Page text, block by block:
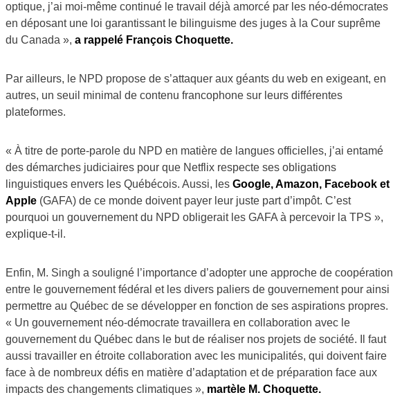
optique, j’ai moi-même continué le travail déjà amorcé par les néo-démocrates
en déposant une loi garantissant le bilinguisme des juges à la Cour suprême
du Canada », a rappelé François Choquette.
Par ailleurs, le NPD propose de s’attaquer aux géants du web en exigeant, en
autres, un seuil minimal de contenu francophone sur leurs différentes
plateformes.
« À titre de porte-parole du NPD en matière de langues officielles, j’ai entamé
des démarches judiciaires pour que Netflix respecte ses obligations
linguistiques envers les Québécois. Aussi, les Google, Amazon, Facebook et
Apple (GAFA) de ce monde doivent payer leur juste part d’impôt. C’est
pourquoi un gouvernement du NPD obligerait les GAFA à percevoir la TPS »,
explique-t-il.
Enfin, M. Singh a souligné l’importance d’adopter une approche de coopération
entre le gouvernement fédéral et les divers paliers de gouvernement pour ainsi
permettre au Québec de se développer en fonction de ses aspirations propres.
« Un gouvernement néo-démocrate travaillera en collaboration avec le
gouvernement du Québec dans le but de réaliser nos projets de société. Il faut
aussi travailler en étroite collaboration avec les municipalités, qui doivent faire
face à de nombreux défis en matière d’adaptation et de préparation face aux
impacts des changements climatiques », martèle M. Choquette.